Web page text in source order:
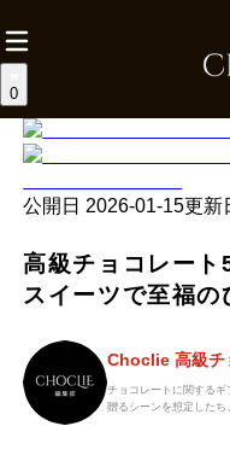
0
公開日 2026-01-15更新
高級チョコレー
スイーツで至福の
Choclie 高級チ
チョコレートに関するギ
贈るシーンを想定したち